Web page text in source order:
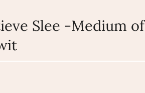
Slee -Medium of